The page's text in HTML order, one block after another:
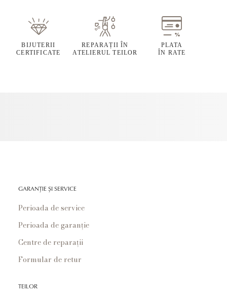
BIJUTERII
CERTIFICATE
REPARAȚII ÎN
ATELIERUL TEILOR
PLATA
ÎN RATE
GARANȚIE ȘI SERVICE
Perioada de service
Perioada de garanție
Centre de reparații
Formular de retur
TEILOR